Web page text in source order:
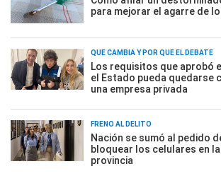
para mejorar el agarre de
QUÉ CAMBIA Y POR QUÉ EL DEBATE
Los requisitos que aprobó
el Estado pueda quedarse
una empresa privada
FRENO AL DELITO
Nación se sumó al pedido
bloquear los celulares en
provincia